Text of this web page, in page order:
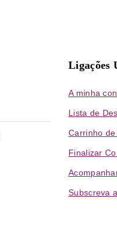
Ligações
A minha
Lista de
Carrinho
Finalizar
Subscreva